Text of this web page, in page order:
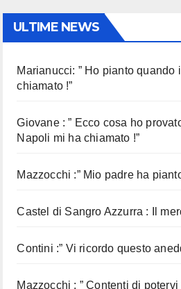
ULTIME NEWS
Marianucci: ” Ho pianto quando
chiamato !”
Giovane : ” Ecco cosa ho
Napoli mi ha chiamato !”
Mazzocchi :” Mio padre ha
Castel di Sangro Azzurra : Il
Contini :” Vi ricordo questo
Mazzocchi : ” Contenti di potervi